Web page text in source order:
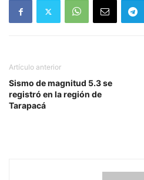
Artículo anterior
Sismo de magnitud 5.3 se
registró en la región de
Tarapacá